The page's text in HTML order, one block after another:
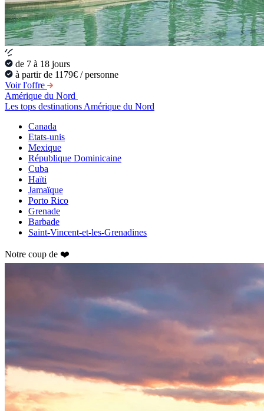
de 7 à 18 jours
à partir de 1179€ / personne
Voir l'offre
Amérique du Nord
Les tops destinations Amérique du Nord
Canada
Etats-unis
Mexique
République Dominicaine
Cuba
Haïti
Jamaïque
Porto Rico
Grenade
Barbade
Saint-Vincent-et-les-Grenadines
Notre coup de ❤️